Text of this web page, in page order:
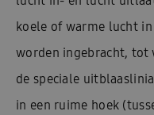
koele of warme lucht
worden ingebracht, tot
de speciale
in een ruime hoek